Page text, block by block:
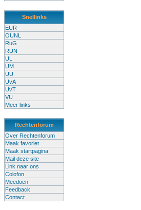
Snellinks
EUR
OUNL
RuG
RUN
UL
UM
UU
UvA
UvT
VU
Meer links
Rechtenforum
Over Rechtenforum
Maak favoriet
Maak startpagina
Mail deze site
Link naar ons
Colofon
Meedoen
Feedback
Contact